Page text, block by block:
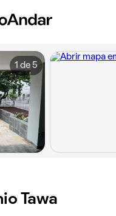
Tawa
1 de 5